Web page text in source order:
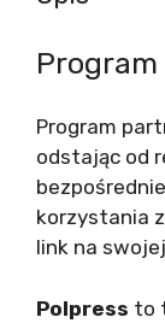
Program
odstając od
korzystania
link na
Polpress to